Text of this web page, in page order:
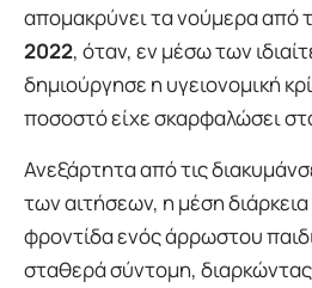
απομακρύνει τα νούμερα από
2022, όταν, εν μέσω των
δημιούργησε η υγειονομική
ποσοστό είχε σκαρφαλώσει
Ανεξάρτητα από τις
των αιτήσεων, η μέση
φροντίδα ενός άρρωστου
σταθερά σύντομη,